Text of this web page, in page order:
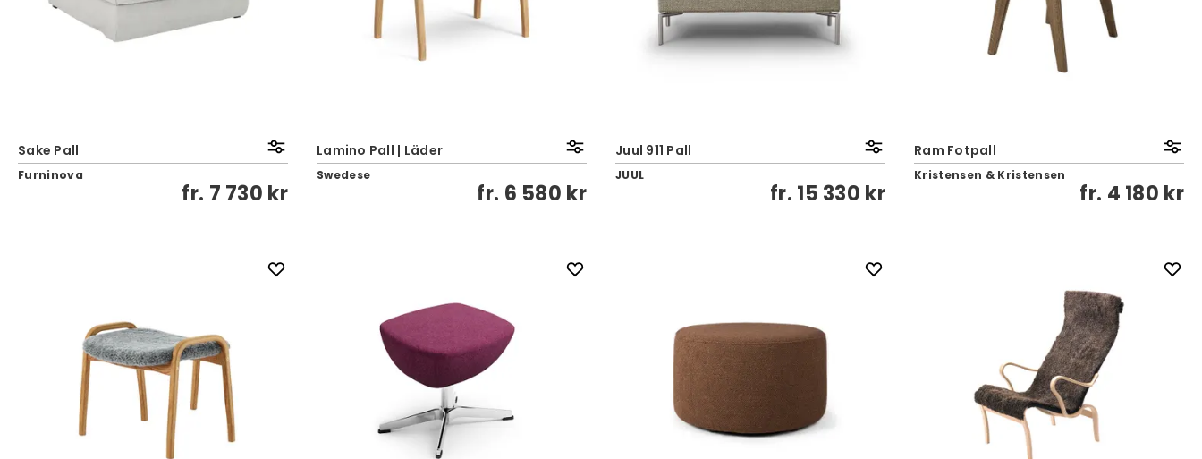
Sake Pall
Furninova
fr. 7 730 kr
Lamino Pall | Läder
Swedese
fr. 6 580 kr
Juul 911 Pall
JUUL
fr. 15 330 kr
Ram Fotpall
Kristensen & Kristensen
fr. 4 180 kr